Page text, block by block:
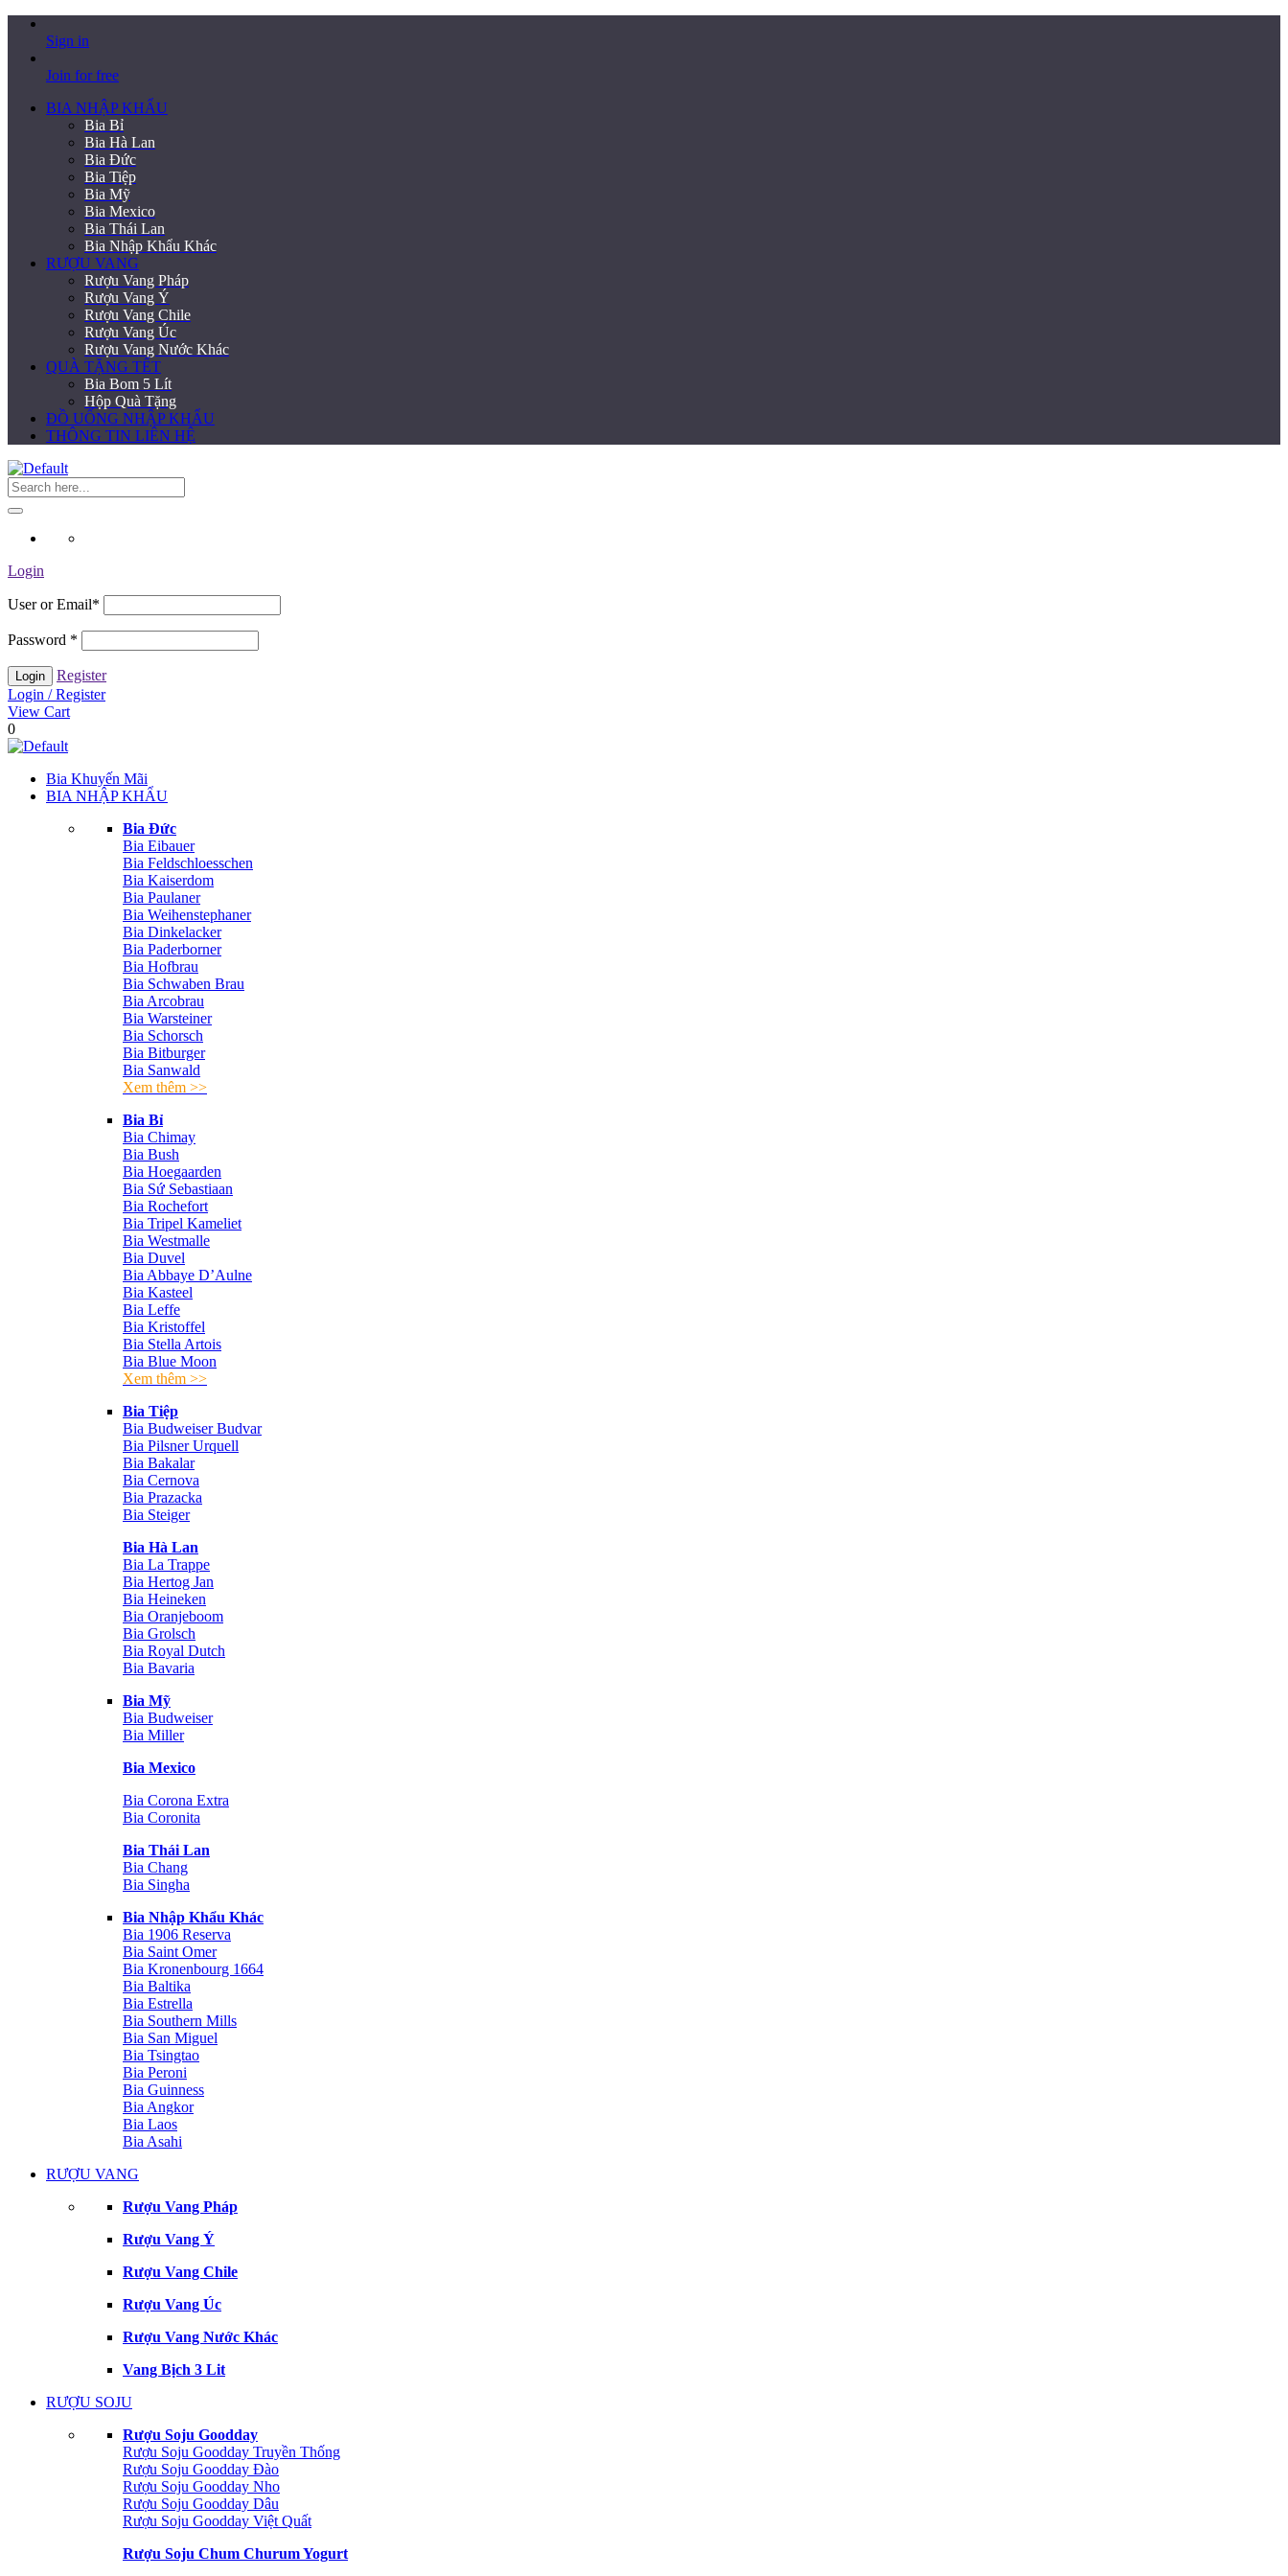
Sign in
Join for free
BIA NHẬP KHẨU
Bia Bỉ
Bia Hà Lan
Bia Đức
Bia Tiệp
Bia Mỹ
Bia Mexico
Bia Thái Lan
Bia Nhập Khẩu Khác
RƯỢU VANG
Rượu Vang Pháp
Rượu Vang Ý
Rượu Vang Chile
Rượu Vang Úc
Rượu Vang Nước Khác
QUÀ TẶNG TẾT
Bia Bom 5 Lít
Hộp Quà Tặng
ĐỒ UỐNG NHẬP KHẨU
THÔNG TIN LIÊN HỆ
Login
User or Email*
Password *
Register
Login / Register
View Cart
0
Bia Khuyến Mãi
BIA NHẬP KHẨU
Bia Đức
Bia Eibauer
Bia Feldschloesschen
Bia Kaiserdom
Bia Paulaner
Bia Weihenstephaner
Bia Dinkelacker
Bia Paderborner
Bia Hofbrau
Bia Schwaben Brau
Bia Arcobrau
Bia Warsteiner
Bia Schorsch
Bia Bitburger
Bia Sanwald
Xem thêm >>
Bia Bỉ
Bia Chimay
Bia Bush
Bia Hoegaarden
Bia Sứ Sebastiaan
Bia Rochefort
Bia Tripel Kameliet
Bia Westmalle
Bia Duvel
Bia Abbaye D’Aulne
Bia Kasteel
Bia Leffe
Bia Kristoffel
Bia Stella Artois
Bia Blue Moon
Xem thêm >>
Bia Tiệp
Bia Budweiser Budvar
Bia Pilsner Urquell
Bia Bakalar
Bia Cernova
Bia Prazacka
Bia Steiger
Bia Hà Lan
Bia La Trappe
Bia Hertog Jan
Bia Heineken
Bia Oranjeboom
Bia Grolsch
Bia Royal Dutch
Bia Bavaria
Bia Mỹ
Bia Budweiser
Bia Miller
Bia Mexico
Bia Corona Extra
Bia Coronita
Bia Thái Lan
Bia Chang
Bia Singha
Bia Nhập Khẩu Khác
Bia 1906 Reserva
Bia Saint Omer
Bia Kronenbourg 1664
Bia Baltika
Bia Estrella
Bia Southern Mills
Bia San Miguel
Bia Tsingtao
Bia Peroni
Bia Guinness
Bia Angkor
Bia Laos
Bia Asahi
RƯỢU VANG
Rượu Vang Pháp
Rượu Vang Ý
Rượu Vang Chile
Rượu Vang Úc
Rượu Vang Nước Khác
Vang Bịch 3 Lit
RƯỢU SOJU
Rượu Soju Goodday
Rượu Soju Goodday Truyền Thống
Rượu Soju Goodday Đào
Rượu Soju Goodday Nho
Rượu Soju Goodday Dâu
Rượu Soju Goodday Việt Quất
Rượu Soju Chum Churum Yogurt